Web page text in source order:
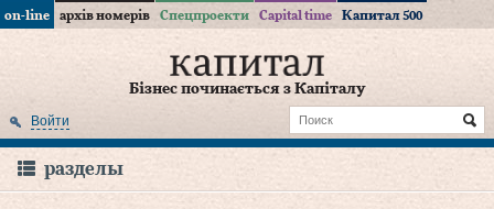
on-line архів номерів Спецпроекти Capital time Капитал 500
Бізнес починається з Капіталу
Войти
разделы